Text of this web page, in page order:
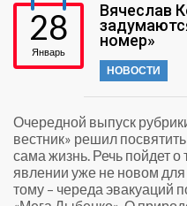
28
Январь
Вячеслав
номер»
НОВОСТИ
Очередной выпуск
вестник» решил
сама жизнь. Речь пойдет
явлении уже не новом
тому – череда эвакуаций